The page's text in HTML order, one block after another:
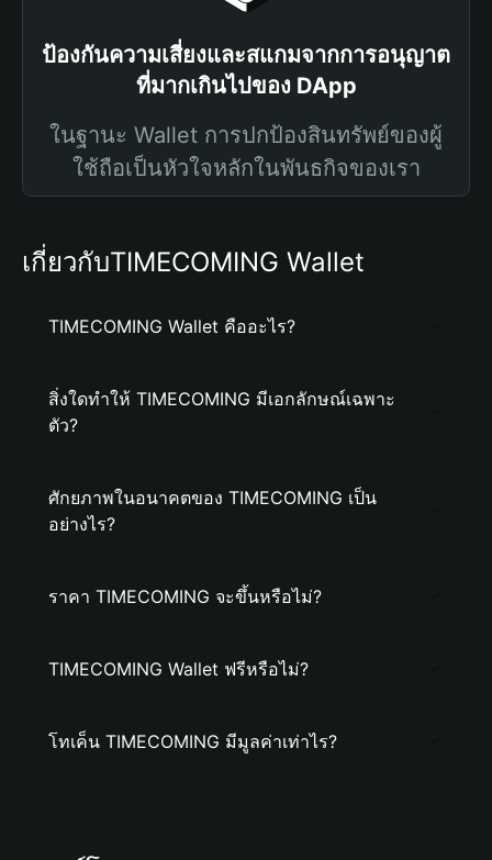
ป้องกันความเสี่ยงและสแกมจากการอนุญาต
ที่มากเกินไปของ DApp
ในฐานะ Wallet การปกป้องสินทรัพย์ของผู้
ใช้ถือเป็นหัวใจหลักในพันธกิจของเรา
เกี่ยวกับTIMECOMING Wallet
TIMECOMING Wallet คืออะไร?
สิ่งใดทำให้ TIMECOMING มีเอกลักษณ์เฉพาะ
ตัว?
ศักยภาพในอนาคตของ TIMECOMING เป็น
อย่างไร?
ราคา TIMECOMING จะขึ้นหรือไม่?
TIMECOMING Wallet ฟรีหรือไม่?
โทเค็น TIMECOMING มีมูลค่าเท่าไร?